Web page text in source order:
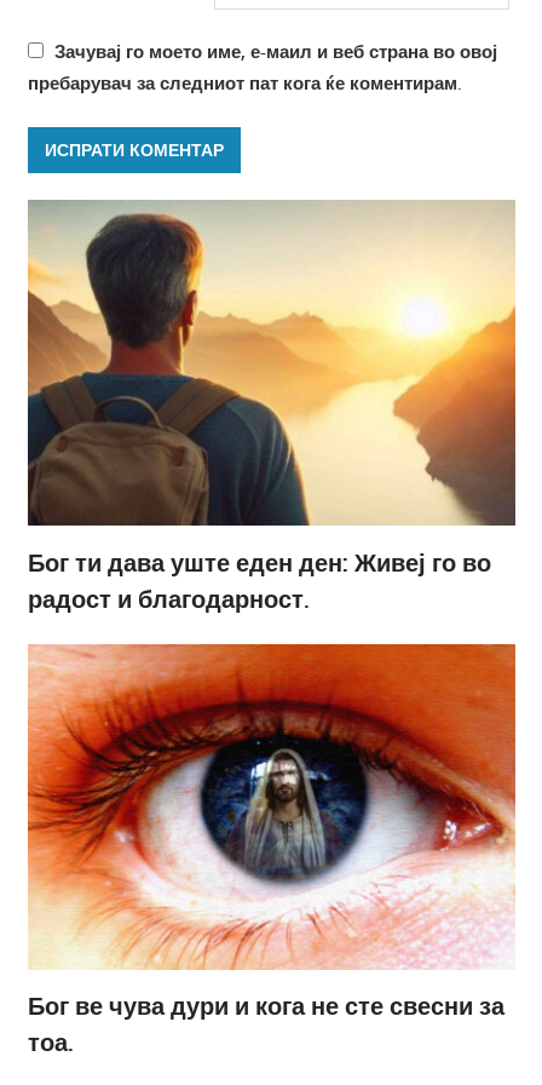
Зачувај го моето име, е-маил и веб страна во овој
пребарувач за следниот пат кога ќе коментирам.
Бог ти дава уште еден ден: Живеј го во
радост и благодарност.
Бог ве чува дури и кога не сте свесни за
тоа.